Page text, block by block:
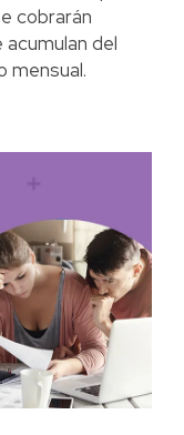
cobrarán
del
mensual.